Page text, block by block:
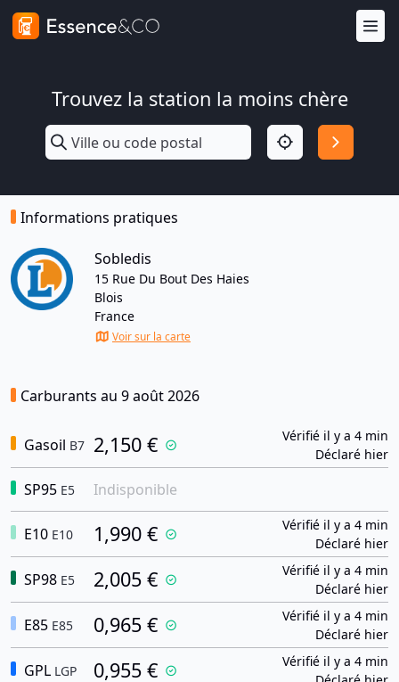
Trouvez la station la moins chère
Informations pratiques
Sobledis
15 Rue Du Bout Des Haies
Blois
France
Voir sur la carte
Carburants au 9 août 2026
Gasoil B7 2,150 €
Vérifié il y a 4 min
Déclaré hier
SP95 E5 Indisponible
E10 E10 1,990 €
Vérifié il y a 4 min
Déclaré hier
SP98 E5 2,005 €
Vérifié il y a 4 min
Déclaré hier
E85 E85 0,965 €
Vérifié il y a 4 min
Déclaré hier
GPL LGP 0,955 €
Vérifié il y a 4 min